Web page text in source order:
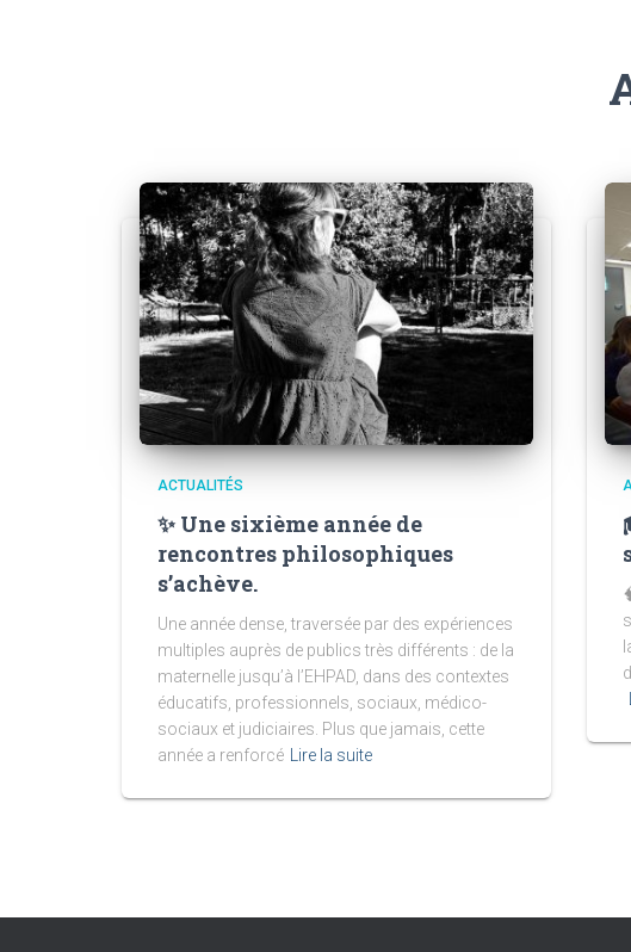
ACTUALITÉS
✨ Une sixième année de
rencontres philosophiques
s’achève.
Une année dense, traversée par des expériences
multiples auprès de publics très différents : de la
maternelle jusqu’à l’EHPAD, dans des contextes
éducatifs, professionnels, sociaux, médico-
sociaux et judiciaires. Plus que jamais, cette
année a renforcé
Lire la suite